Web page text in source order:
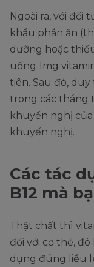
Ngoài ra, với đối
khẩu phần ăn
dưỡng hoặc
uống 1mg
tiên. Sau đó,
trong các tháng
khuyến nghị
khuyến nghị.
Các tác
B12 mà
Thật chất thì
đối với cơ thể,
dụng đúng liều